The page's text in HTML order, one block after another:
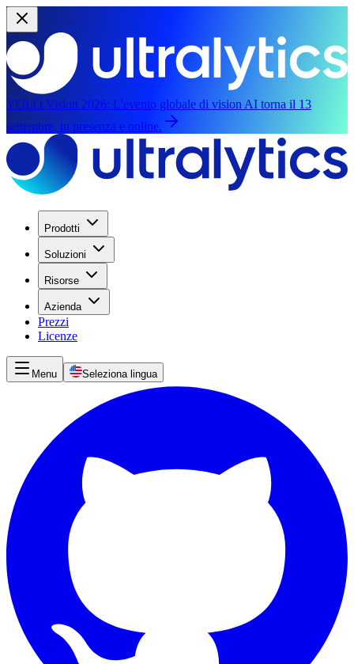
YOLO Vision 2026: L'evento globale di vision AI torna il 13
settembre, in presenza e online.
Prodotti
Soluzioni
Risorse
Azienda
Prezzi
Licenze
Menu Seleziona lingua